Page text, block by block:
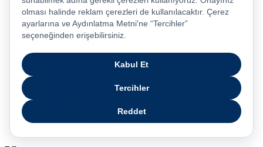
Dyson Airwrap
Dyson V15
Dyson V15 Detect Submarine
Dyson Airstrait
Dyson V8
Samsung Galaxy S25
PS5 / Playstation 5